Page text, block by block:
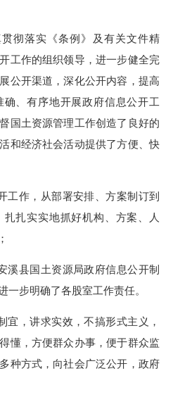
彻落实《条例》及有关文件精
工作的组织领导，进一步健全完
公开渠道，深化公开内容，提高
、有序地开展政府信息公开工
国土资源管理工作创造了良好的
和经济社会活动提供了方便、快
工作，从部署安排、方案制订到
扎实实地抓好机构、方案、人
溪县国土资源局政府信息公开制
一步明确了各股室工作责任。
宜，讲求实效，不搞形式主义，
懂，方便群众办事，便于群众监
种方式，向社会广泛公开，政府